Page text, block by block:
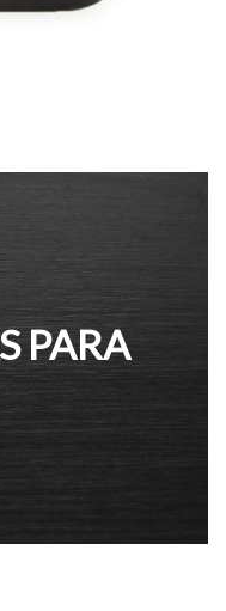
PARA